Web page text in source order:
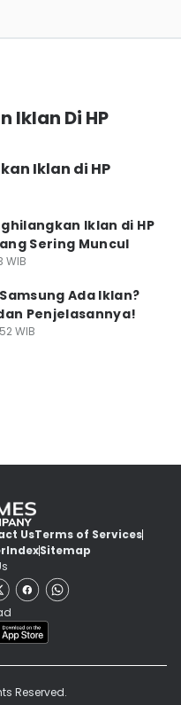
Iklan Di HP
Iklan di HP
Iklan di HP
Sering Muncul
WIB
Ada Iklan?
Penjelasannya!
WIB
UsTerms of Services
IndexSitemap
Reserved.